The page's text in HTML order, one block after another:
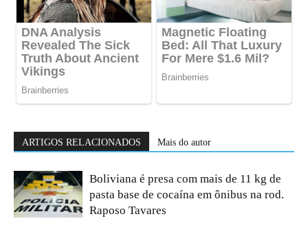
ARTIGOS RELACIONADOS Mais do autor
Boliviana é presa com mais de 11 kg de
pasta base de cocaína em ônibus na rod.
Raposo Tavares